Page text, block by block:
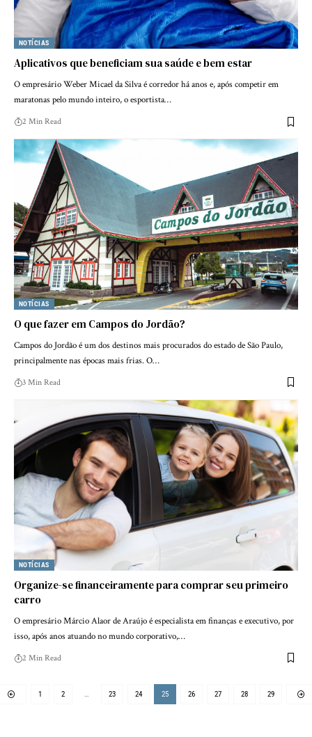
NOTÍCIAS
Aplicativos que beneficiam sua saúde e bem estar
O empresário Weber Micael da Silva é corredor há anos e, após competir em
maratonas pelo mundo inteiro, o esportista…
2 Min Read
NOTÍCIAS
O que fazer em Campos do Jordão?
Campos do Jordão é um dos destinos mais procurados do estado de São Paulo,
principalmente nas épocas mais frias. O…
3 Min Read
NOTÍCIAS
Organize-se financeiramente para comprar seu primeiro
carro
O empresário Márcio Alaor de Araújo é especialista em finanças e executivo, por
isso, após anos atuando no mundo corporativo,…
2 Min Read
1 2 23 24 25 26 27 28 29